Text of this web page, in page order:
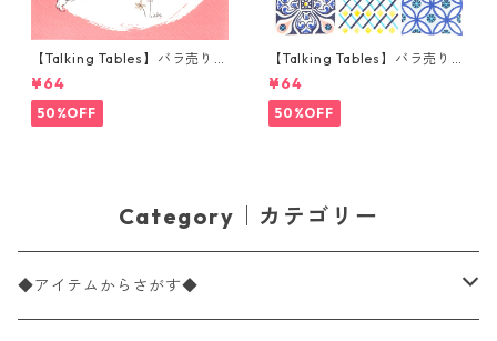
【Talking Tables】バラ売り1
枚 ランチサイズ ペーパーナプ
キン Tilly & Tigg Pink コーラ
ル
¥64
50%OFF
【Talking Tables】バラ売り1
枚 ランチサイズ ペーパーナプ
キン Moroccan Souk Tile Blu
e ホワイト モロッカンタイル
¥64
50%OFF
Category｜カテゴリー
◆アイテムからさがす◆